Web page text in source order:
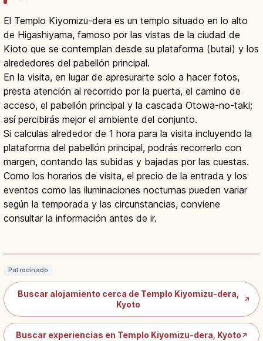
El Templo Kiyomizu-dera es un templo situado en lo alto
de Higashiyama, famoso por las vistas de la ciudad de
Kioto que se contemplan desde su plataforma (butai) y los
alrededores del pabellón principal.
En la visita, en lugar de apresurarte solo a hacer fotos,
presta atención al recorrido por la puerta, el camino de
acceso, el pabellón principal y la cascada Otowa-no-taki;
así percibirás mejor el ambiente del conjunto.
Si calculas alrededor de 1 hora para la visita incluyendo la
plataforma del pabellón principal, podrás recorrerlo con
margen, contando las subidas y bajadas por las cuestas.
Como los horarios de visita, el precio de la entrada y los
eventos como las iluminaciones nocturnas pueden variar
según la temporada y las circunstancias, conviene
consultar la información antes de ir.
Patrocinado
Buscar alojamiento cerca de Templo Kiyomizu-dera,
Kyoto
↗
Buscar experiencias en Templo Kiyomizu-dera, Kyoto ↗